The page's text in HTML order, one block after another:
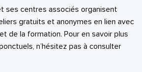
ses centres associés organisent
gratuits et anonymes en lien avec
de la formation. Pour en savoir plus
n’hésitez pas à consulter